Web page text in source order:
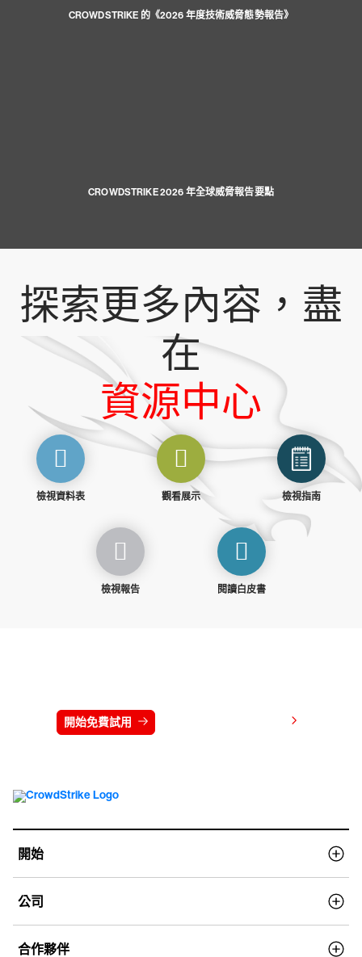
CROWDSTRIKE 的《2026 年度技術威脅態勢報告》
CROWDSTRIKE 2026 年全球威脅報告要點
探索更多內容，盡
在
資源中心
檢視資料表 觀看展示 檢視指南
檢視報告 閱讀白皮書
開始免費試用
開始
公司
合作夥伴